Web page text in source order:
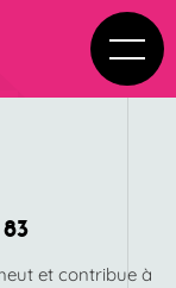
et contribue à